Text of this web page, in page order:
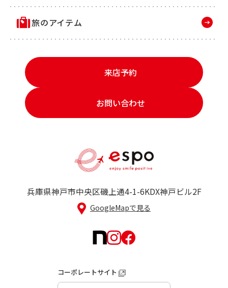
旅のアイテム
来店予約
お問い合わせ
兵庫県神戸市中央区磯上通4-1-6KDX神戸ビル2F
GoogleMapで見る
コーポレートサイト